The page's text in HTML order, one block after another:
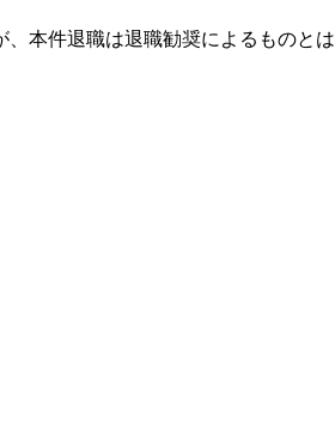
本件退職は退職勧奨によるものと